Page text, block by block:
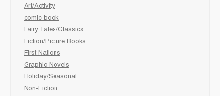
Art/Activity
comic book
Fairy Tales/Classics
Fiction/Picture Books
First Nations
Graphic Novels
Holiday/Seasonal
Non-Fiction